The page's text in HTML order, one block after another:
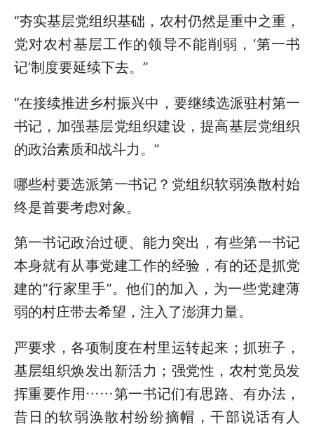
“夯实基层党组织基础，农村仍然是重中之重，
党对农村基层工作的领导不能削弱，‘第一书
记’制度要延续下去。”
“在接续推进乡村振兴中，要继续选派驻村第一
书记，加强基层党组织建设，提高基层党组织
的政治素质和战斗力。”
哪些村要选派第一书记？党组织软弱涣散村始
终是首要考虑对象。
第一书记政治过硬、能力突出，有些第一书记
本身就有从事党建工作的经验，有的还是抓党
建的“行家里手”。他们的加入，为一些党建薄
弱的村庄带去希望，注入了澎湃力量。
严要求，各项制度在村里运转起来；抓班子，
基层组织焕发出新活力；强党性，农村党员发
挥重要作用……第一书记们有思路、有办法，
昔日的软弱涣散村纷纷摘帽，干部说话有人